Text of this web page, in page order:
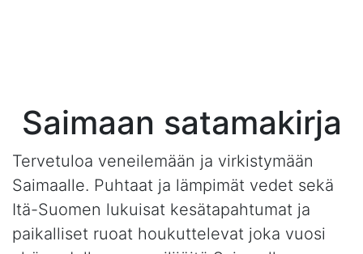
Saimaan satamakirja
Tervetuloa veneilemään ja virkistymään
Saimaalle. Puhtaat ja lämpimät vedet sekä
Itä-Suomen lukuisat kesätapahtumat ja
paikalliset ruoat houkuttelevat joka vuosi